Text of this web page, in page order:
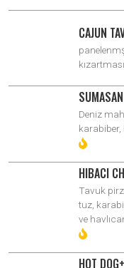
CAJUN
Deniz
karabiber,
HIBACI
Tavuk
tuz,
ve
HOT